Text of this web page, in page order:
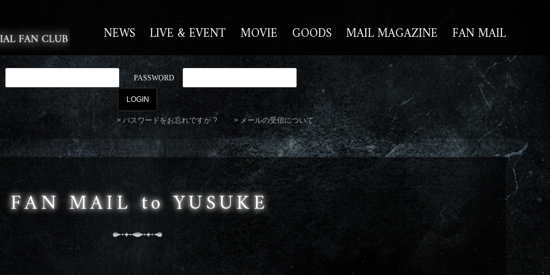
NEWS LIVE & EVENT MOVIE GOODS MAIL MAGAZINE FAN MAIL
PASSWORD
パスワードをお忘れですか ? メールの受信について
FAN MAIL to YUSUKE